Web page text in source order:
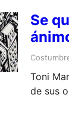
Se
Toni
de sus